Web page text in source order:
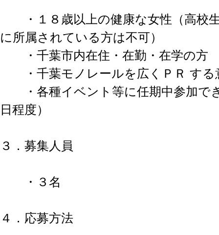
・１８歳以上の健康な女性（高校
に所属されている方は不可）
・千葉市内在住・在勤・在学の方
・千葉モノレールを広くＰＲ する
・各種イベント等に任期中参加で
日程度）
３．募集人員
・３名
４．応募方法